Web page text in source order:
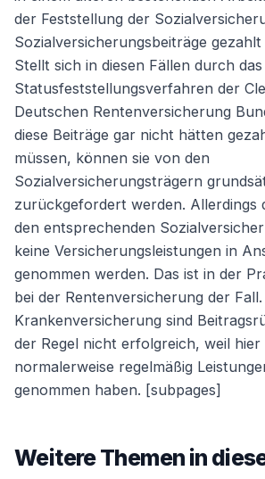
der Feststellung der
Sozialversicherungsbeiträge
Stellt sich in diesen Fällen durch das
Statusfeststellungsverfahren der
Deutschen Rentenversicherung
diese Beiträge gar nicht hätten
müssen, können sie von den
Sozialversicherungsträgern
zurückgefordert werden. Allerdings
den entsprechenden
keine Versicherungsleistungen in
genommen werden. Das ist in der
bei der Rentenversicherung der
Krankenversicherung sind
der Regel nicht erfolgreich, weil hier
normalerweise regelmäßig
genommen haben. [subpages]
Weitere Themen in